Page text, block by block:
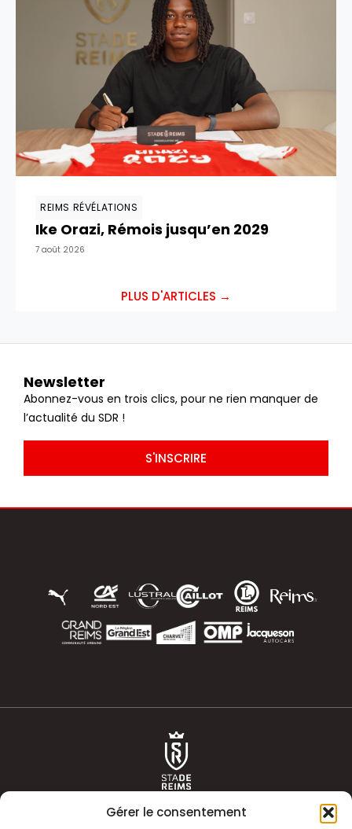
Gérer le consentement
REIMS RÉVÉLATIONS
Ike Orazi, Rémois jusqu’en 2029
7 août 2026
PLUS D'ARTICLES →
Newsletter
Abonnez-vous en trois clics, pour ne rien manquer de
l’actualité du SDR !
S'INSCRIRE